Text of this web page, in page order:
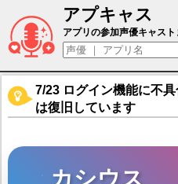
アプキャス
カシウス（声優
アプリの参加声優キャスト
7/23 ログイン機能に不
は復旧しています
カシウス